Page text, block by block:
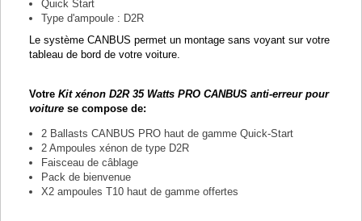
Quick Start
Type d'ampoule : D2R
Le système CANBUS permet un montage sans voyant sur votre
tableau de bord de votre voiture.
Votre Kit xénon D2R 35 Watts PRO CANBUS anti-erreur pour
voiture se compose de:
2 Ballasts CANBUS PRO haut de gamme Quick-Start
2 Ampoules xénon de type D2R
Faisceau de câblage
Pack de bienvenue
X2 ampoules T10 haut de gamme offertes